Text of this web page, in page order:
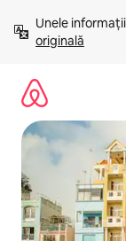
mergi
conținut
Unele
originală